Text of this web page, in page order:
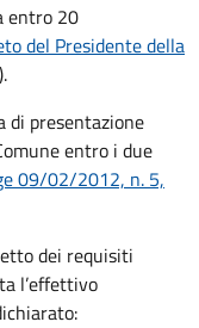
entro 20
del Presidente della
).
di presentazione
entro i due
09/02/2012, n. 5,
dei requisiti
l’effettivo